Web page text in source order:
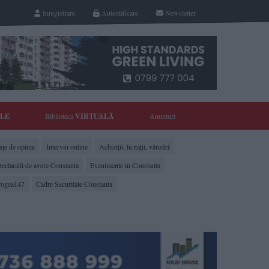
Newsletter
Autentificare
Inregistrare
BibliotecaVIRTUALĂ Anunturi
de opinie Interviu online
Achiziții, licitații, vânzări
de avere Constanta
Evenimente in Constanta
Cadre Securitate Constanta